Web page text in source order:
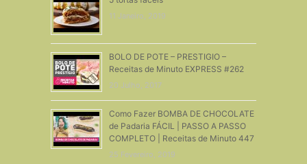
11 Janeiro, 2019
BOLO DE POTE – PRESTIGIO –
Receitas de Minuto EXPRESS #262
20 Julho, 2017
Como Fazer BOMBA DE CHOCOLATE
de Padaria FÁCIL | PASSO A PASSO
COMPLETO | Receitas de Minuto 447
25 Fevereiro, 2019